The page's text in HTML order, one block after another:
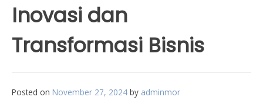
Inovasi dan
Transformasi Bisnis
Posted on November 27, 2024 by adminmor